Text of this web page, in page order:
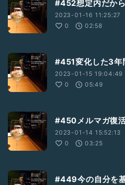
#452想定内だか
2023-01-16 11:25:27
0
02:58
#451変化した3年
2023-01-15 19:04:49
0
05:49
#450メルマガ復
2023-01-14 15:52:13
0
03:25
#449今の自分を